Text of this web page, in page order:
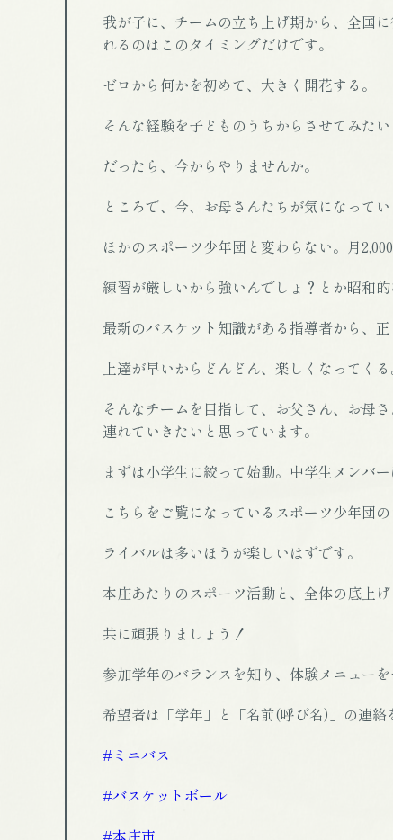
我が子に、チームの立ち上げ期から、全国
れるのはこのタイミングだけです。
ゼロから何かを初めて、大きく開花する。
そんな経験を子どものうちからさせてみた
だったら、今からやりませんか。
ところで、今、お母さんたちが気になってい
ほかのスポーツ少年団と変わらない。月2,000
練習が厳しいから強いんでしょ？とか昭和的
最新のバスケット知識がある指導者から、
上達が早いからどんどん、楽しくなってく
そんなチームを目指して、お父さん、お母
連れていきたいと思っています。
まずは小学生に絞って始動。中学生メンバー
こちらをご覧になっているスポーツ少年団
ライバルは多いほうが楽しいはずです。
本庄あたりのスポーツ活動と、全体の底上
共に頑張りましょう！
参加学年のバランスを知り、体験メニューを
希望者は「学年」と「名前(呼び名)」の連絡
#ミニバス
#バスケットボール
#本庄市